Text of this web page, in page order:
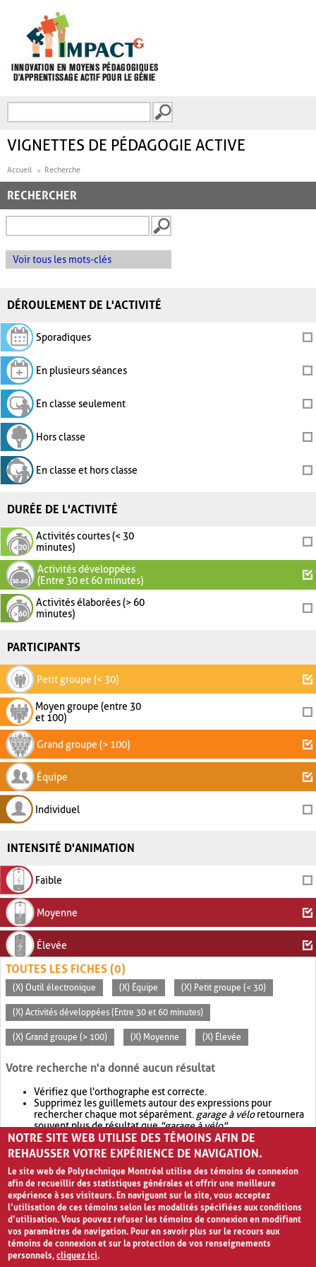
FORMULAIRE DE
VIGNETTES DE PÉDAGOGIE ACTIVE
Accueil Recherche
RECHERCHER
Voir tous les mots-clés
DÉROULEMENT DE L'ACTIVITÉ
Sporadiques
En plusieurs séances
En classe seulement
Hors classe
En classe et hors classe
DURÉE DE L'ACTIVITÉ
Activités courtes (< 30
minutes)
Activités développées
(Entre 30 et 60 minutes)
Activités élaborées (> 60
minutes)
PARTICIPANTS
Petit groupe (< 30)
Moyen groupe (entre 30
et 100)
Grand groupe (> 100)
Équipe
Individuel
INTENSITÉ D'ANIMATION
Faible
Moyenne
Élevée
TOUTES LES FICHES (0)
(X) Outil électronique (X) Équipe (X) Petit groupe (< 30)
(X) Activités développées (Entre 30 et 60 minutes)
(X) Grand groupe (> 100) (X) Moyenne (X) Élevée
Votre recherche n'a donné aucun résultat
Vérifiez que l'orthographe est correcte.
Supprimez les guillemets autour des expressions pour
rechercher chaque mot séparément. garage à véloretournera
souvent plus de résultat que"garage à vélo".
Envisagez d'élargir votre recherche avec OR.garage OR vélo
retournera souvent plus de résultat quegarage à vélo
NOTRE SITE WEB UTILISE DES TÉMOINS AFIN DE
REHAUSSER VOTRE EXPÉRIENCE DE NAVIGATION.
Le site web de Polytechnique Montréal utilise des témoins de connexion
afin de recueillir des statistiques générales et offrir une meilleure
expérience à ses visiteurs. En naviguant sur le site, vous acceptez
l’utilisation de ces témoins selon les modalités spécifiées aux conditions
d’utilisation. Vous pouvez refuser les témoins de connexion en modifiant
vos paramètres de navigation. Pour en savoir plus sur le recours aux
témoins de connexion et sur la protection de vos renseignements
personnels,cliquez ici.